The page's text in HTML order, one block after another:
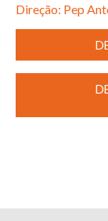
Direção: Pep